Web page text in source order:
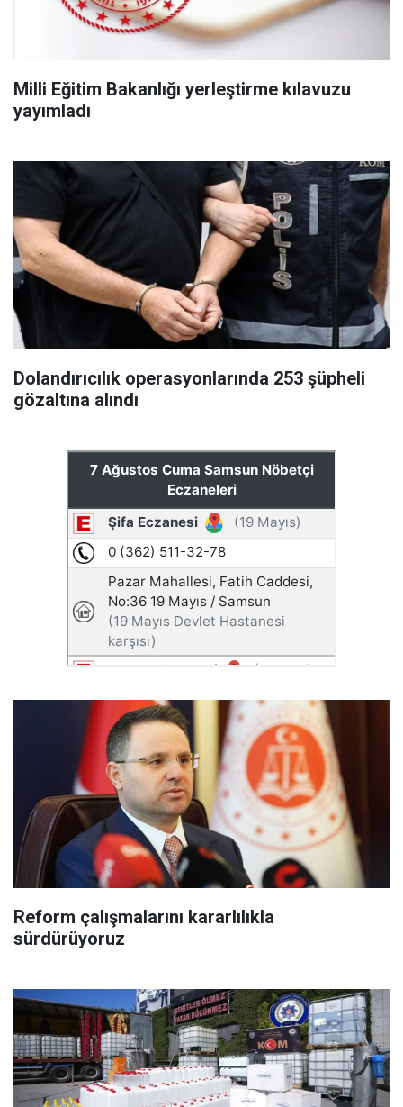
Milli Eğitim Bakanlığı yerleştirme kılavuzu
yayımladı
Dolandırıcılık operasyonlarında 253 şüpheli
gözaltına alındı
Reform çalışmalarını kararlılıkla
sürdürüyoruz